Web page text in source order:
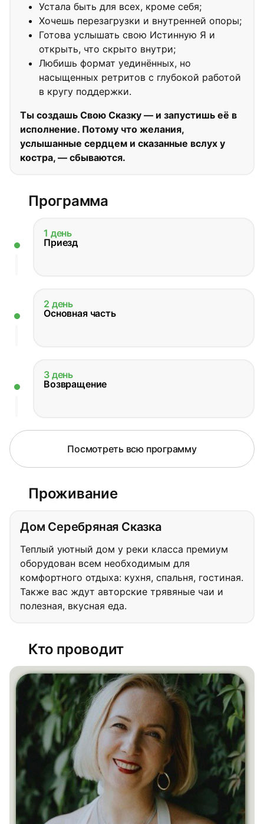
Устала быть для всех, кроме себя;
Хочешь перезагрузки и внутренней опоры;
Готова услышать свою Истинную Я и
открыть, что скрыто внутри;
Любишь формат уединённых, но
насыщенных ретритов с глубокой работой
в кругу поддержки.
Ты создашь Свою Сказку — и запустишь её в
исполнение. Потому что желания,
услышанные сердцем и сказанные вслух у
костра, — сбываются.
Программа
1 день
Приезд
2 день
Основная часть
3 день
Возвращение
Посмотреть всю программу
Проживание
Дом Серебряная Сказка
Теплый уютный дом у реки класса премиум
оборудован всем необходимым для
комфортного отдыха: кухня, спальня, гостиная.
Также вас ждут авторские трявяные чаи и
полезная, вкусная еда.
Кто проводит